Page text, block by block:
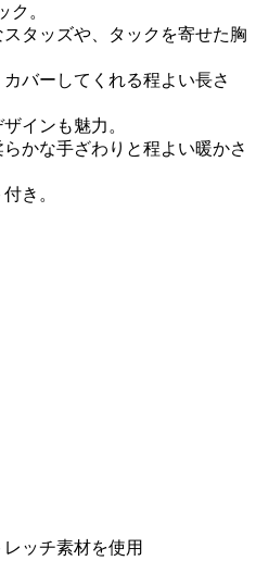
ク。
タッズや、タックを寄せた胸
バーしてくれる程よい長さ
インも魅力。
かな手ざわりと程よい暖かさ
き。
ッチ素材を使用